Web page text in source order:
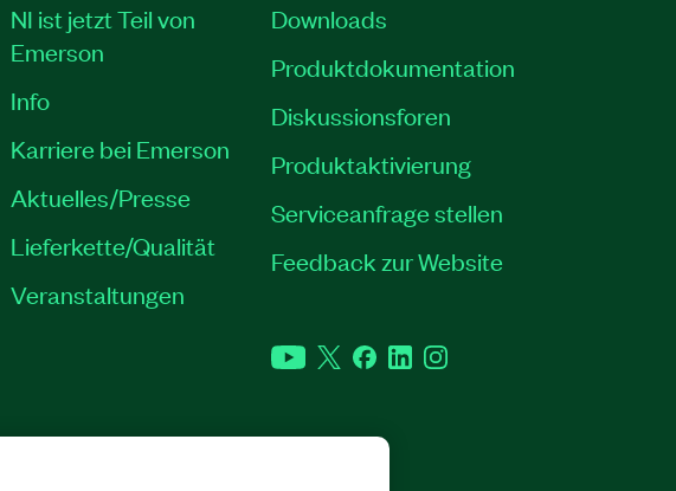
NI ist jetzt Teil von
Emerson
Info
Karriere bei Emerson
Aktuelles/Presse
Lieferkette/Qualität
Veranstaltungen
Downloads
Produktdokumentation
Diskussionsforen
Produktaktivierung
Serviceanfrage stellen
Feedback zur Website
YouTubeTwitterFacebookLinkedInInstagram